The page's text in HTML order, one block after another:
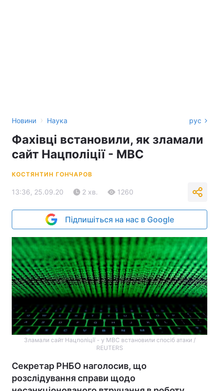
Новини › Наука рус
Фахівці встановили, як зламали
сайт Нацполіції - МВС
КОСТЯНТИН ГОНЧАРОВ
13:36, 25.09.20 2 хв. 1260
Підпишіться на нас в Google
Зламали сайт Нацполіції - у МВС встановили спосіб атаки /
REUTERS
Секретар РНБО наголосив, що
розслідування справи щодо